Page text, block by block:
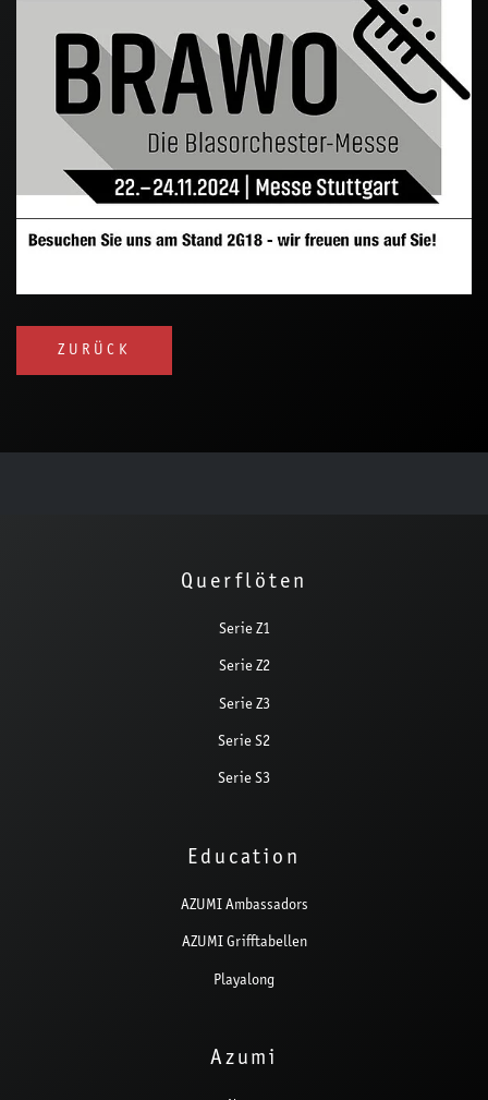
ZURÜCK
Querflöten
Serie Z1
Serie Z2
Serie Z3
Serie S2
Serie S3
Education
AZUMI Ambassadors
AZUMI Grifftabellen
Playalong
Azumi